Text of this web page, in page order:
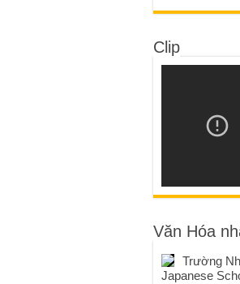
Clip
Văn Hóa
Trường
Japanese